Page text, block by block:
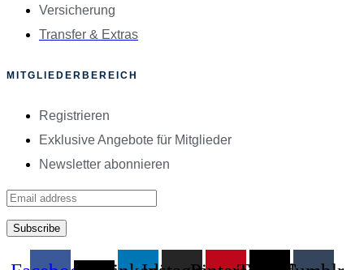
Versicherung
Transfer & Extras
MITGLIEDERBEREICH
Registrieren
Exklusive Angebote für Mitglieder
Newsletter abonnieren
Subscribe